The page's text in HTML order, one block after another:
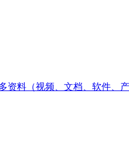
资料（视频、文档、软件、